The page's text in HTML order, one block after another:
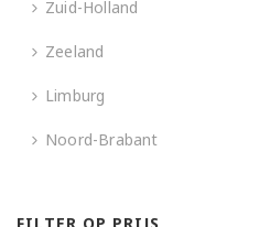
Zuid-Holland
Zeeland
Limburg
Noord-Brabant